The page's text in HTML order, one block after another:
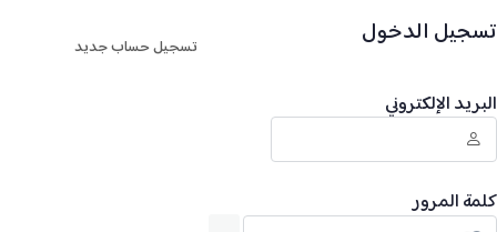
تسجيل الدخول تسجيل حساب جديد
البريد الإلكتروني
كلمة المرور